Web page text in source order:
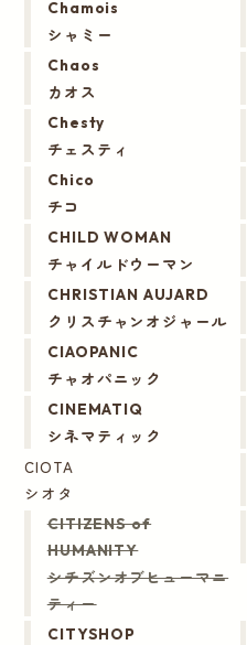
Chamois
シャミー
Chaos
カオス
Chesty
チェスティ
Chico
チコ
CHILD WOMAN
チャイルドウーマン
CHRISTIAN AUJARD
クリスチャンオジャール
CIAOPANIC
チャオパニック
CINEMATIQ
シネマティック
CIOTA
シオタ
CITIZENS of
HUMANITY
シチズンオブヒューマニ
ティー
CITYSHOP